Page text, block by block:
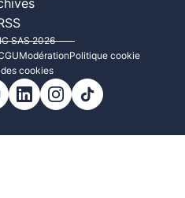
SAS 2026
ModérationPolitique cookie
cookies